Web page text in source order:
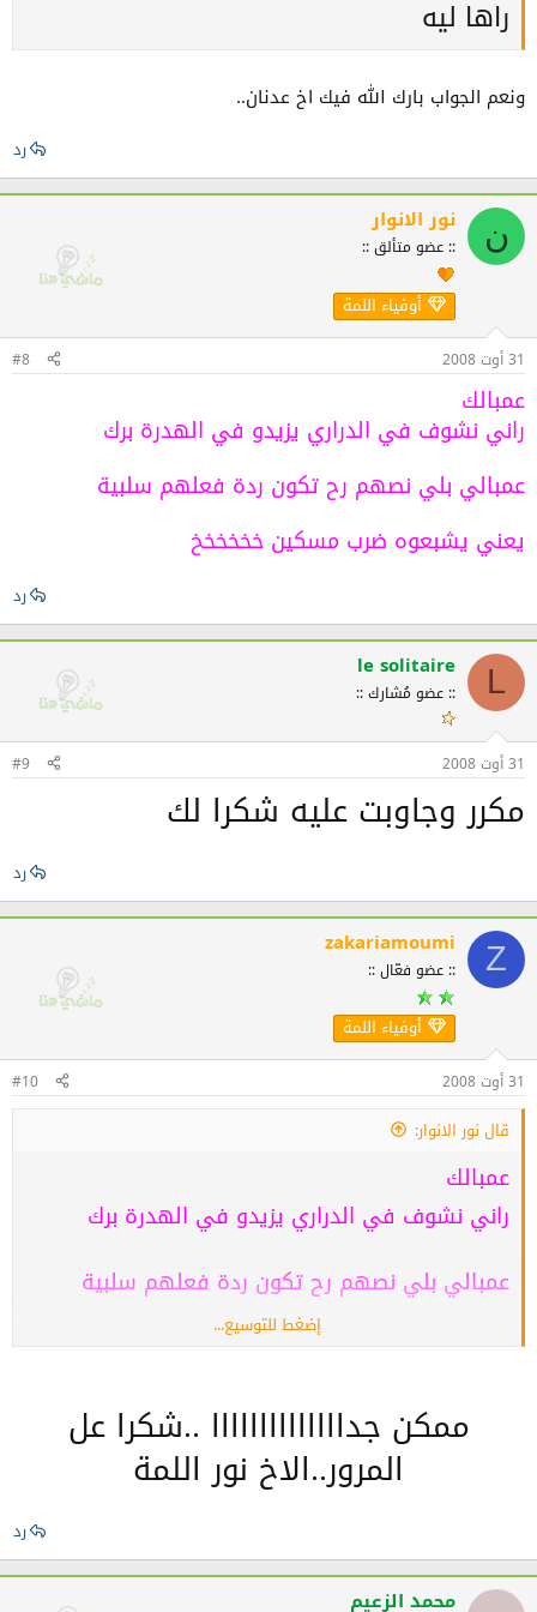
راها ليه
ونعم الجواب بارك الله فيك اخ عدنان..
رد
ن نور الانوار
:: عضو متألق ::
أوفياء اللمة
31 أوت 2008 #8
عمبالك
راني نشوف في الدراري يزيدو في الهدرة برك
عمبالي بلي نصهم رح تكون ردة فعلهم سلبية
يعني يشبعوه ضرب مسكين خخخخخخ
رد
L
le solitaire
:: عضو مُشارك ::
31 أوت 2008 #9
مكرر وجاوبت عليه شكرا لك
رد
Z
zakariamoumi
:: عضو فعّال ::
أوفياء اللمة
31 أوت 2008 #10
قال نور الانوار:
عمبالك
راني نشوف في الدراري يزيدو في الهدرة برك
عمبالي بلي نصهم رح تكون ردة فعلهم سلبية
يعني يشبعوه ضرب مسكين خخخخخخ
إضغط للتوسيع...
ممكن جداااااااااااااا ..شكرا عل
المرور..الاخ نور اللمة
رد
محمد الزعيم